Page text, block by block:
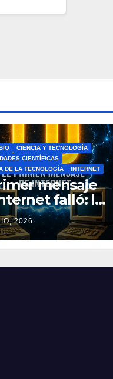
CIENCIA Y TECNOLOGÍA
CIENTÍFICAS
DE LA TECNOLOGÍA
INTERNET
mensaje
falló: la
historia de
que
el mundo
2026